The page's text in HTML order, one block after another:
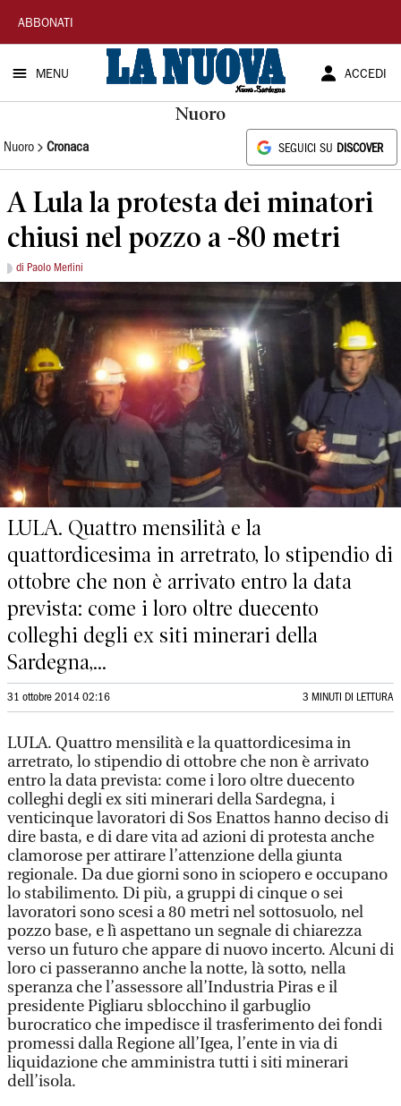
La
Nuova
Sardegna
ABBONATI
MENU ACCEDI
Nuoro
Nuoro Cronaca SEGUICI SU DISCOVER
A Lula la protesta dei minatori
chiusi nel pozzo a -80 metri
di Paolo Merlini
LULA. Quattro mensilità e la
quattordicesima in arretrato, lo stipendio di
ottobre che non è arrivato entro la data
prevista: come i loro oltre duecento
colleghi degli ex siti minerari della
Sardegna,...
31 ottobre 2014 02:16 3 MINUTI DI LETTURA
LULA. Quattro mensilità e la quattordicesima in
arretrato, lo stipendio di ottobre che non è arrivato
entro la data prevista: come i loro oltre duecento
colleghi degli ex siti minerari della Sardegna, i
venticinque lavoratori di Sos Enattos hanno deciso di
dire basta, e di dare vita ad azioni di protesta anche
clamorose per attirare l’attenzione della giunta
regionale. Da due giorni sono in sciopero e occupano
lo stabilimento. Di più, a gruppi di cinque o sei
lavoratori sono scesi a 80 metri nel sottosuolo, nel
pozzo base, e lì aspettano un segnale di chiarezza
verso un futuro che appare di nuovo incerto. Alcuni di
loro ci passeranno anche la notte, là sotto, nella
speranza che l’assessore all’Industria Piras e il
presidente Pigliaru sblocchino il garbuglio
burocratico che impedisce il trasferimento dei fondi
promessi dalla Regione all’Igea, l’ente in via di
liquidazione che amministra tutti i siti minerari
dell’isola.